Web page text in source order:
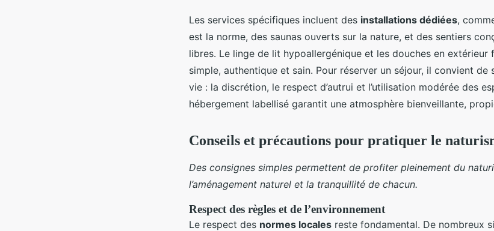
Les services spécifiques incluent des installations dédiées,
est la norme, des saunas ouverts sur la nature, et des sentiers
libres. Le linge de lit hypoallergénique et les douches en extérieur
simple, authentique et sain. Pour réserver un séjour, il convient de
vie : la discrétion, le respect d’autrui et l’utilisation modérée des
hébergement labellisé garantit une atmosphère bienveillante,
Conseils et précautions pour pratiquer le
Des consignes simples permettent de profiter pleinement du
l’aménagement naturel et la tranquillité de chacun.
Respect des règles et de l’environnement
Le respect des normes locales reste fondamental. De nombreux